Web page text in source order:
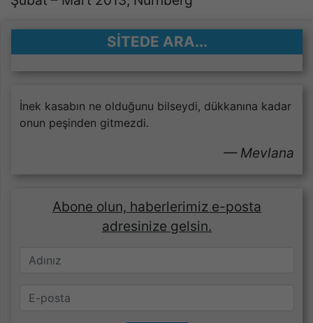
SITEDE ARA...
İnek kasabın ne olduğunu bilseydi, dükkanına kadar
onun peşinden gitmezdi.
Mevlana
Abone olun, haberlerimiz e-posta
adresinize gelsin.